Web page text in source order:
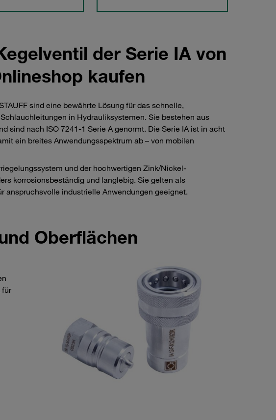
der Serie IA von
kaufen
sind eine bewährte Lösung für das schnelle,
in Hydrauliksystemen. Sie bestehen aus
sind nach ISO 7241-1 Serie A genormt. Die Serie IA ist in acht
ein breites Anwendungsspektrum ab – von mobilen
und der hochwertigen Zink/Nickel-
korrosionsbeständig und langlebig. Sie gelten als
anspruchsvolle industrielle Anwendungen geeignet.
Oberflächen
für